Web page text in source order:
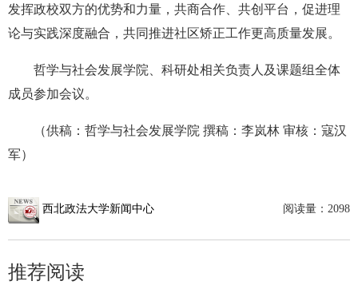
发挥政校双方的优势和力量，共商合作、共创平台，促进理
论与实践深度融合，共同推进社区矫正工作更高质量发展。
哲学与社会发展学院、科研处相关负责人及课题组全体
成员参加会议。
（供稿：哲学与社会发展学院 撰稿：李岚林 审核：寇汉
军）
西北政法大学新闻中心 阅读量： 2098
推荐阅读